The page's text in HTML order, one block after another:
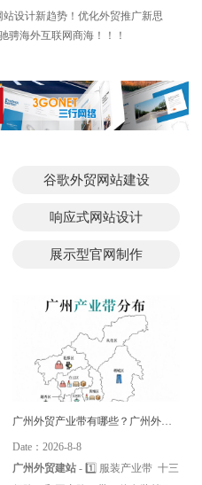
客户超嫌慢！服务器一定要选目
载速度必须控制在3秒内⏰ 不然
53%客户直接关闭！欧盟市场必加
GDPR隐私弹窗，支付接口过PCI
设计新趋势！优化外贸推广新思
骋海外互联网商海！！！
谷歌外贸网站建设
响应式网站设计
展示型官网制作
Date：2026-8-8
广州外贸建站 - 1️⃣ 服装产业带 十三